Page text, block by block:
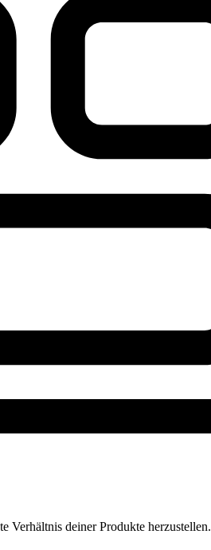
Verhältnis deiner Produkte herzustellen.